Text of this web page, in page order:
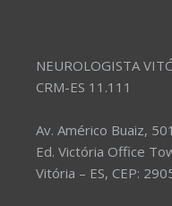
NEUROLOGISTA
CRM-ES 11.111
Av. Américo Buaiz,
Ed. Victória Office
Vitória – ES, CEP: